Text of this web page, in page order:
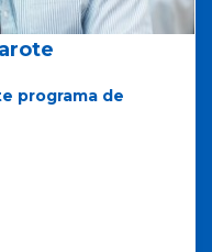
programa de